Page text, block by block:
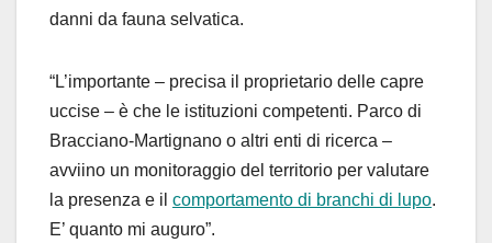
danni da fauna selvatica.
“L’importante – precisa il proprietario delle capre
uccise – è che le istituzioni competenti. Parco di
Bracciano-Martignano o altri enti di ricerca –
avviino un monitoraggio del territorio per valutare
la presenza e il comportamento di branchi di lupo.
E’ quanto mi auguro”.